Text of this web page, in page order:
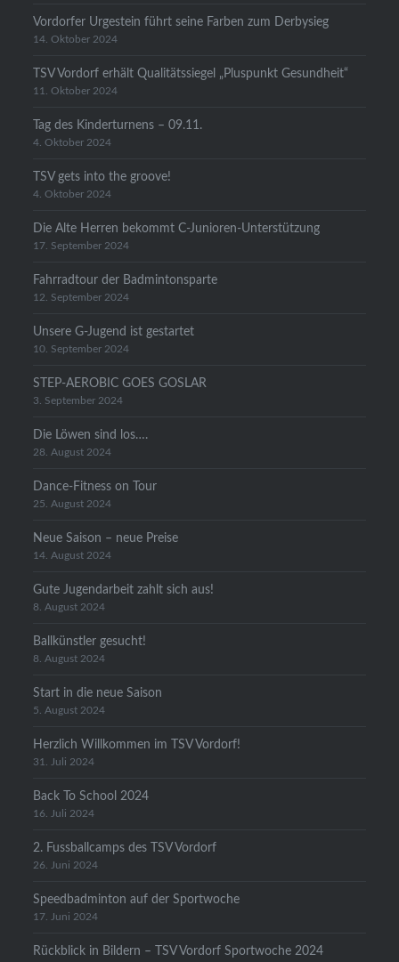
Vordorfer Urgestein führt seine Farben zum Derbysieg
14. Oktober 2024
TSV Vordorf erhält Qualitätssiegel „Pluspunkt Gesundheit“
11. Oktober 2024
Tag des Kinderturnens – 09.11.
4. Oktober 2024
TSV gets into the groove!
4. Oktober 2024
Die Alte Herren bekommt C-Junioren-Unterstützung
17. September 2024
Fahrradtour der Badmintonsparte
12. September 2024
Unsere G-Jugend ist gestartet
10. September 2024
STEP-AEROBIC GOES GOSLAR
3. September 2024
Die Löwen sind los….
28. August 2024
Dance-Fitness on Tour
25. August 2024
Neue Saison – neue Preise
14. August 2024
Gute Jugendarbeit zahlt sich aus!
8. August 2024
Ballkünstler gesucht!
8. August 2024
Start in die neue Saison
5. August 2024
Herzlich Willkommen im TSV Vordorf!
31. Juli 2024
Back To School 2024
16. Juli 2024
2. Fussballcamps des TSV Vordorf
26. Juni 2024
Speedbadminton auf der Sportwoche
17. Juni 2024
Rückblick in Bildern – TSV Vordorf Sportwoche 2024